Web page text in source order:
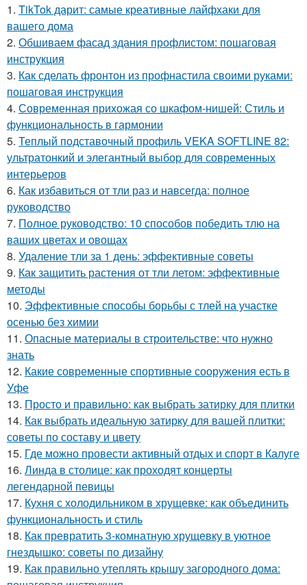
1. TikTok дарит: самые креативные лайфхаки для
вашего дома
2. Обшиваем фасад здания профлистом: пошаговая
инструкция
3. Как сделать фронтон из профнастила своими руками:
пошаговая инструкция
4. Современная прихожая со шкафом-нишей: Стиль и
функциональность в гармонии
5. Теплый подставочный профиль VEKA SOFTLINE 82:
ультратонкий и элегантный выбор для современных
интерьеров
6. Как избавиться от тли раз и навсегда: полное
руководство
7. Полное руководство: 10 способов победить тлю на
ваших цветах и овощах
8. Удаление тли за 1 день: эффективные советы
9. Как защитить растения от тли летом: эффективные
методы
10. Эффективные способы борьбы с тлей на участке
осенью без химии
11. Опасные материалы в строительстве: что нужно
знать
12. Какие современные спортивные сооружения есть в
Уфе
13. Просто и правильно: как выбрать затирку для плитки
14. Как выбрать идеальную затирку для вашей плитки:
советы по составу и цвету
15. Где можно провести активный отдых и спорт в Калуге
16. Линда в столице: как проходят концерты
легендарной певицы
17. Кухня с холодильником в хрущевке: как объединить
функциональность и стиль
18. Как превратить 3-комнатную хрущевку в уютное
гнездышко: советы по дизайну
19. Как правильно утеплять крышу загородного дома: